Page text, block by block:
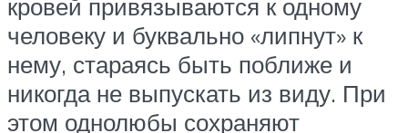
кровей привязываются к одному
человеку и буквально «липнут» к
нему, стараясь быть поближе и
никогда не выпускать из виду. При
этом однолюбы сохраняют